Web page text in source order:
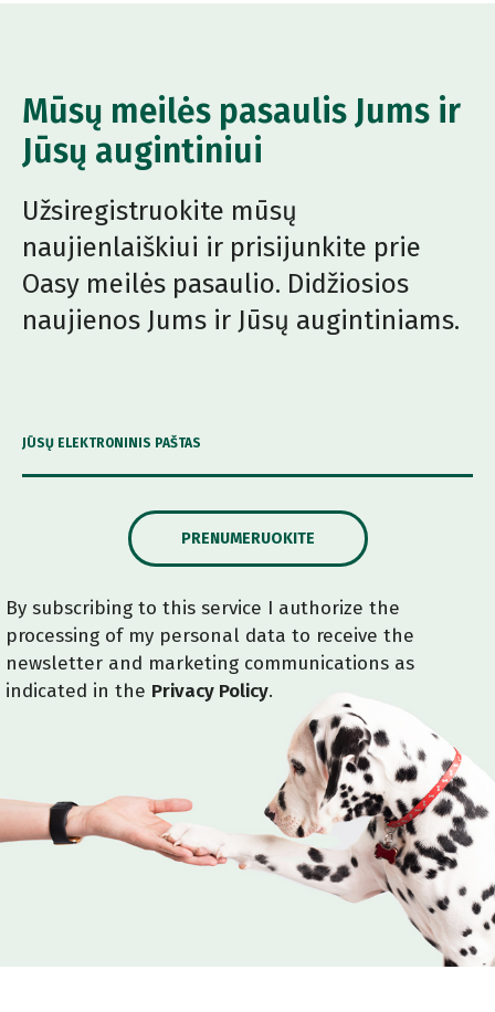
Mūsų meilės pasaulis Jums ir
Jūsų augintiniui
Užsiregistruokite mūsų
naujienlaiškiui ir prisijunkite prie
Oasy meilės pasaulio. Didžiosios
naujienos Jums ir Jūsų augintiniams.
JŪSŲ ELEKTRONINIS PAŠTAS
PRENUMERUOKITE
By subscribing to this service I authorize the
processing of my personal data to receive the
newsletter and marketing communications as
indicated in the Privacy Policy.